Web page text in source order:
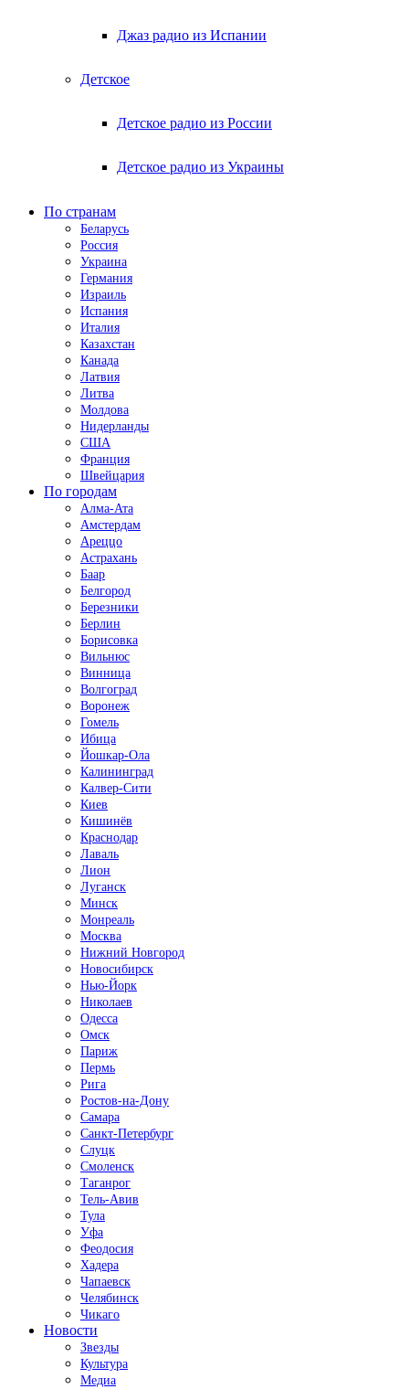
Джаз радио из Испании
Детское
Детское радио из России
Детское радио из Украины
По странам
Беларусь
Россия
Украина
Германия
Израиль
Испания
Италия
Казахстан
Канада
Латвия
Литва
Молдова
Нидерланды
США
Франция
Швейцария
По городам
Алма-Ата
Амстердам
Ареццо
Астрахань
Баар
Белгород
Березники
Берлин
Борисовка
Вильнюс
Винница
Волгоград
Воронеж
Гомель
Ибица
Йошкар-Ола
Калининград
Калвер-Сити
Киев
Кишинёв
Краснодар
Лаваль
Лион
Луганск
Минск
Монреаль
Москва
Нижний Новгород
Новосибирск
Нью-Йорк
Николаев
Одесса
Омск
Париж
Пермь
Рига
Ростов-на-Дону
Самара
Санкт-Петербург
Слуцк
Смоленск
Таганрог
Тель-Авив
Тула
Уфа
Феодосия
Хадера
Чапаевск
Челябинск
Чикаго
Новости
Звезды
Культура
Медиа